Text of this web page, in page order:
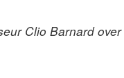
Clio Barnard over